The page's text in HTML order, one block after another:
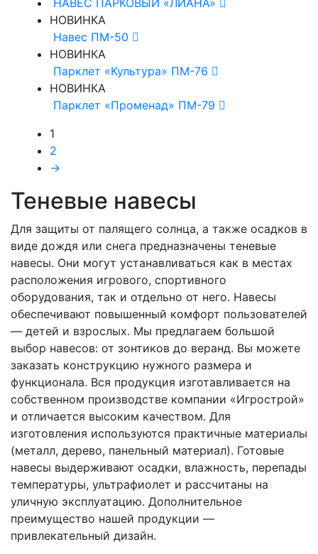
НАВЕС ПАРКОВЫЙ «ЛИАНА»
НОВИНКА
Навес ПМ-50
НОВИНКА
Парклет «Культура» ПМ-76
НОВИНКА
Парклет «Променад» ПМ-79
1
2
→
Теневые навесы
Для защиты от палящего солнца, а также осадков в
виде дождя или снега предназначены теневые
навесы. Они могут устанавливаться как в местах
расположения игрового, спортивного
оборудования, так и отдельно от него. Навесы
обеспечивают повышенный комфорт пользователей
— детей и взрослых. Мы предлагаем большой
выбор навесов: от зонтиков до веранд. Вы можете
заказать конструкцию нужного размера и
функционала. Вся продукция изготавливается на
собственном производстве компании «Игрострой»
и отличается высоким качеством. Для
изготовления используются практичные материалы
(металл, дерево, панельный материал). Готовые
навесы выдерживают осадки, влажность, перепады
температуры, ультрафиолет и рассчитаны на
уличную эксплуатацию. Дополнительное
преимущество нашей продукции —
привлекательный дизайн.